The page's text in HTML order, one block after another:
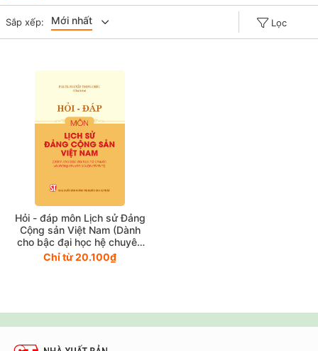
Sắp xếp: Mới nhất Lọc
Giá thấp đần
Năm xuất bản
Mới nhất
Hỏi - đáp môn Lịch sử Đảng
Cộng sản Việt Nam (Dành
cho bậc đại học hệ chuyên
và không chuyên lý luận
Chỉ từ 20.100₫